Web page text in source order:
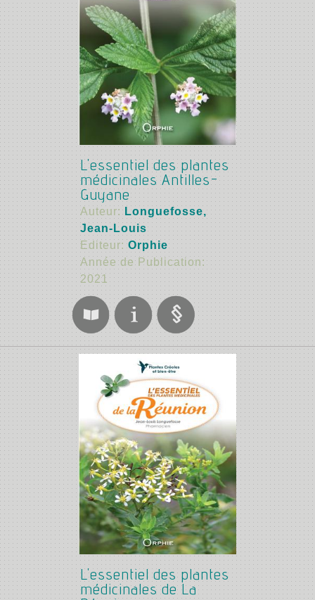
L'essentiel des plantes
médicinales Antilles-
Guyane
Auteur: Longuefosse,
Jean-Louis
Editeur:Orphie
Année de Publication:
2021
L'essentiel des plantes
médicinales de La